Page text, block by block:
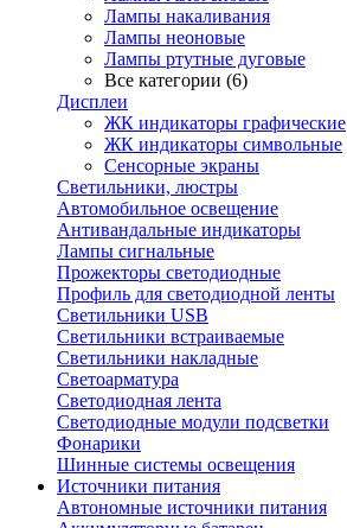
Лампы накаливания
Лампы неоновые
Лампы ртутные дуговые
Все категории (6)
Дисплеи
ЖК индикаторы графические
ЖК индикаторы символьные
Сенсорные экраны
Cветильники, люстры
Автомобильное освещение
Антивандальные индикаторы
Лампы сигнальные
Прожекторы светодиодные
Профиль для светодиодной ленты
Светильники USB
Светильники встраиваемые
Светильники накладные
Светоарматура
Светодиодная лента
Светодиодные модули подсветки
Фонарики
Шинные системы освещения
Источники питания
Автономные источники питания